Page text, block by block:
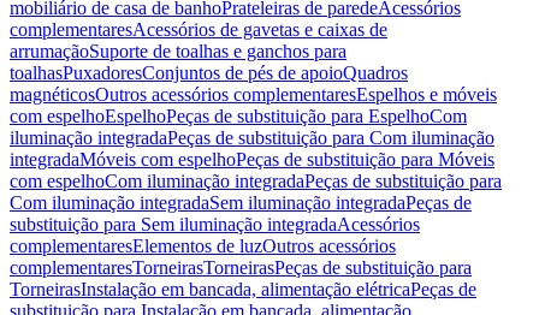
mobiliário de casa de banhoPrateleiras de paredeAcessórios
complementaresAcessórios de gavetas e caixas de
arrumaçãoSuporte de toalhas e ganchos para
toalhasPuxadoresConjuntos de pés de apoioQuadros
magnéticosOutros acessórios complementaresEspelhos e móveis
com espelhoEspelhoPeças de substituição para EspelhoCom
iluminação integradaPeças de substituição para Com iluminação
integradaMóveis com espelhoPeças de substituição para Móveis
com espelhoCom iluminação integradaPeças de substituição para
Com iluminação integradaSem iluminação integradaPeças de
substituição para Sem iluminação integradaAcessórios
complementaresElementos de luzOutros acessórios
complementaresTorneirasTorneirasPeças de substituição para
TorneirasInstalação em bancada, alimentação elétricaPeças de
substituição para Instalação em bancada, alimentação